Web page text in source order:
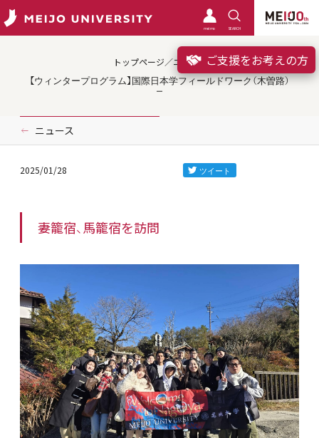
meimo SEARCH
ご支援をお考えの方
トップページ／ニュース
【ウィンタープログラム】国際日本学フィールドワーク（木曽路）
ニュース
2025/01/28
妻籠宿、馬籠宿を訪問